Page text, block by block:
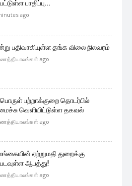
பாதிப்பு...
ago
பதிவாகியுள்ள தங்க விலை நிலவரம்
ago
பற்றாக்குறை தொடர்பில்
வெளியிட்டுள்ள தகவல்
ago
ஏற்றுமதி துறைக்கு
ஆபத்து!
ago